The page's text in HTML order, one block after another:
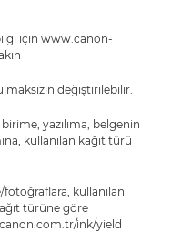
için www.canon-
değiştirilebilir.
birime, yazılıma, belgenin
kullanılan kağıt türü
kullanılan
türüne göre
ink/yield